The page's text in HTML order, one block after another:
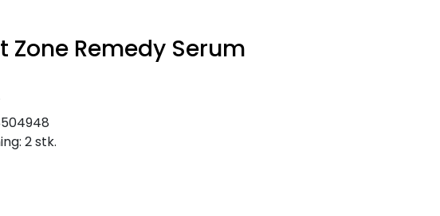
Zone Remedy Serum
2 stk.